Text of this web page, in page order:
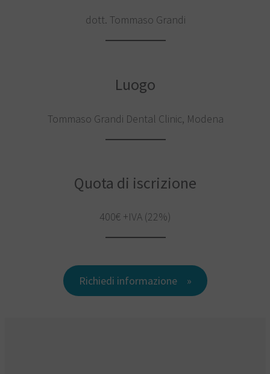
dott. Tommaso Grandi
Luogo
Tommaso Grandi Dental Clinic, Modena
Quota di iscrizione
400€ +IVA (22%)
Richiedi informazione